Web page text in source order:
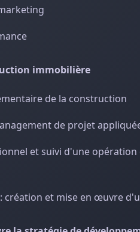
immobilière
de la construction
de projet
et suivi d'une
création et mise en œuvre